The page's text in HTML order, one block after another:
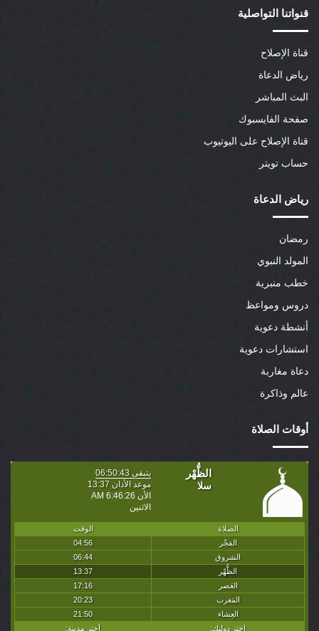
قنواتنا التواصلية
قناة الإصلاح
رياض الدعاة
البث المباشر
صفحة الفايسبوك
قناة الإصلاح على اليوتيوب
حساب تويتر
رياض الدعاة
رمضان
المولد النبوي
خطب منبرية
دروس ومواعظ
أنشطة دعوية
استشارات دعوية
دعاة مغاربة
عالم وذاكرة
أوقات الصلاة